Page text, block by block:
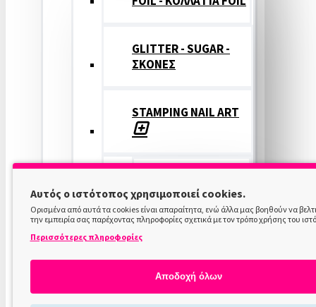
GLITTER - SUGAR -
ΣΚΟΝΕΣ
STAMPING NAIL ART
COLOR
ΝΥΧΙΩΝ
Αυτός ο ιστότοπος χρησιμοποιεί cookies.
Ορισμένα από αυτά τα cookies είναι απαραίτητα, ενώ άλλα μας βοηθούν να
την εμπειρία σας παρέχοντας πληροφορίες σχετικά με τον τρόπο χρήσης του
Περισσότερες πληροφορίες
Αποδοχή όλων